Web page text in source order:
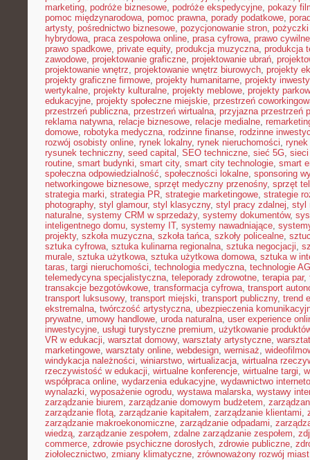
marketing, podróże biznesowe, podróże ekspedycyjne, pokazy
pomoc międzynarodowa, pomoc prawna, porady podatkowe,
artysty, pośrednictwo biznesowe, pozycjonowanie stron, pożyczki
hybrydowa, praca zespołowa online, prasa cyfrowa, prawo
prawo spadkowe, private equity, produkcja muzyczna, produkcja
zawodowe, projektowanie graficzne, projektowanie ubrań,
projektowanie wnętrz, projektowanie wnętrz biurowych, projekty
projekty graficzne firmowe, projekty humanitarne, projekty
wertykalne, projekty kulturalne, projekty meblowe, projekty
edukacyjne, projekty społeczne miejskie, przestrzeń
przestrzeń publiczna, przestrzeń wirtualna, przyjazna przestrzeń
reklama natywna, relacje biznesowe, relacje medialne,
domowe, robotyka medyczna, rodzinne finanse, rodzinne
rozwój osobisty online, rynek lokalny, rynek nieruchomości,
rysunek techniczny, seed capital , SEO techniczne, sieć 5G, sieci
routine, smart budynki, smart city, smart city technologie, smart
społeczna odpowiedzialność, społeczności lokalne, sponsoring
networkingowe biznesowe, sprzęt medyczny przenośny, sprzęt
strategia marki, strategia PR, strategie marketingowe, strategie
photography, styl glamour, styl klasyczny, styl pracy zdalnej, styl
naturalne, systemy CRM w sprzedaży, systemy dokumentów,
inteligentnego domu, systemy IT, systemy nawadniające,
projekty, szkoła muzyczna, szkoła tańca, szkoły policealne,
sztuka cyfrowa, sztuka kulinarna regionalna, sztuka negocjacji,
murale, sztuka użytkowa, sztuka użytkowa domowa, sztuka w
taras, targi nieruchomości, technologia medyczna, technologie
telemedycyna specjalistyczna, teleporady zdrowotne, terapia par,
transakcje bezgotówkowe, transformacja cyfrowa, transport
transport luksusowy, transport miejski, transport publiczny, trend
ekstremalna, twórczość artystyczna, ubezpieczenia
prywatne, umowy handlowe, uroda naturalna, user experience
inwestycyjne, usługi turystyczne premium, użytkowanie
VR w edukacji, warsztat domowy, warsztaty artystyczne,
marketingowe, warsztaty online, webdesign, wernisaż,
windykacja należności, winiarstwo, wirtualizacja, wirtualna
rzeczywistość w edukacji, wirtualne konferencje, wirtualne targi,
współpraca online, wydarzenia edukacyjne, wydawnictwo
wynalazki, wyposażenie ogrodu, wystawa malarska, wystawy
zarządzanie biurem, zarządzanie domowym budżetem,
zarządzanie flotą, zarządzanie kapitałem, zarządzanie klientami,
zarządzanie makroekonomiczne, zarządzanie odpadami,
wiedzą, zarządzanie zespołem, zdalne zarządzanie zespołem,
commerce, zdrowie psychiczne dorosłych, zdrowie publiczne,
ziołolecznictwo, zmiany klimatyczne, zrównoważony rozwój miast